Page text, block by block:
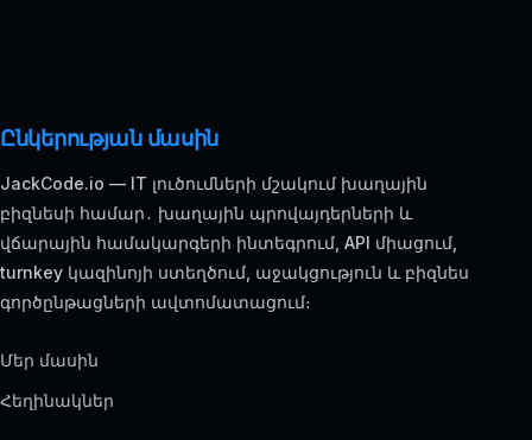
Ընկերության մասին
JackCode.io — IT լուծումների մշակում խաղային
բիզնեսի համար․ խաղային պրովայդերների և
վճարային համակարգերի ինտեգրում, API միացում,
turnkey կազինոյի ստեղծում, աջակցություն և բիզնես
գործընթացների ավտոմատացում։
Մեր մասին
Հեղինակներ